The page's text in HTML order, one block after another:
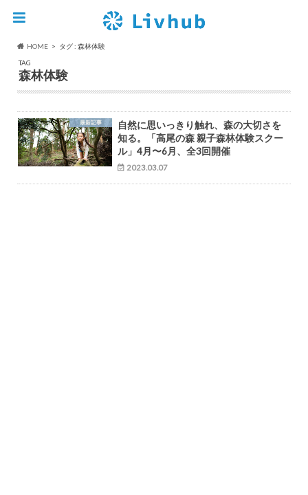
HOME
タグ : 森林体験
TAG
森林体験
最新記事
自然に思いっきり触れ、森の大切さを
知る。「高尾の森 親子森林体験スクー
ル」4月〜6月、全3回開催
2023.03.07